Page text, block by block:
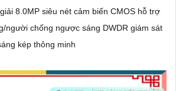
8.0MP siêu nét cảm biến CMOS hỗ trợ
người chống ngược sáng DWDR giám sát
kép thông minh